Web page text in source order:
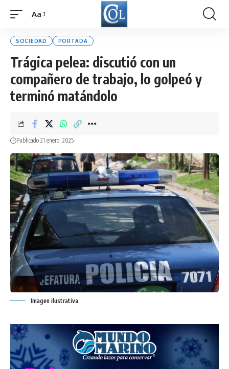
Font
Aa
SOCIEDAD PORTADA
Trágica pelea: discutió con un
compañero de trabajo, lo golpeó y
terminó matándolo
Publicado 21 enero, 2025
Imagen ilustrativa